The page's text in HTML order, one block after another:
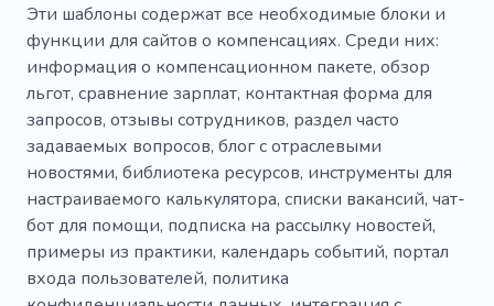
Эти шаблоны содержат все необходимые блоки и
функции для сайтов о компенсациях. Среди них:
информация о компенсационном пакете, обзор
льгот, сравнение зарплат, контактная форма для
запросов, отзывы сотрудников, раздел часто
задаваемых вопросов, блог с отраслевыми
новостями, библиотека ресурсов, инструменты для
настраиваемого калькулятора, списки вакансий, чат-
бот для помощи, подписка на рассылку новостей,
примеры из практики, календарь событий, портал
входа пользователей, политика